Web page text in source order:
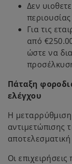
Δεν
Για τις
από
ώστε να
Πάταξη
ελέγχου
Η μεταρρύθμιση
αντιμετώπισης
αποτελεσματική
Οι